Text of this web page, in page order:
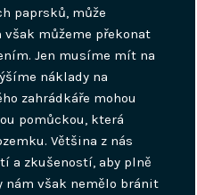
paprsků, může
můžeme překonat
Jen musíme mít na
náklady na
zahrádkáře mohou
pomůckou, která
Většina z nás
a zkušeností, aby plně
nám však nemělo bránit